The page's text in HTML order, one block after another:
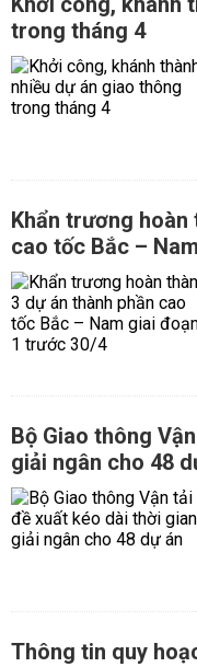
trong tháng 4
Khẩn trương hoàn
cao tốc Bắc –
Bộ Giao thông
giải ngân cho 48
Thông tin quy